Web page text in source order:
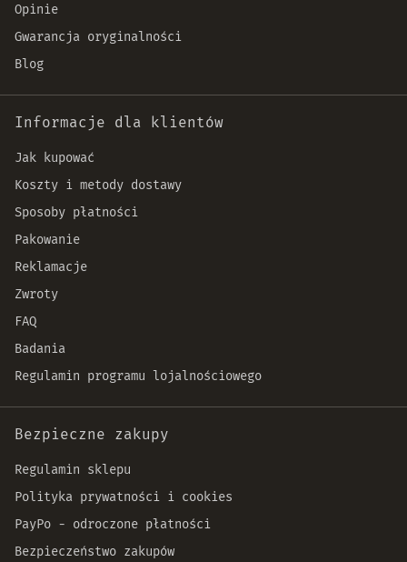
Opinie
Gwarancja oryginalności
Blog
Informacje dla klientów
Jak kupować
Koszty i metody dostawy
Sposoby płatności
Pakowanie
Reklamacje
Zwroty
FAQ
Badania
Regulamin programu lojalnościowego
Bezpieczne zakupy
Regulamin sklepu
Polityka prywatności i cookies
PayPo - odroczone płatności
Bezpieczeństwo zakupów